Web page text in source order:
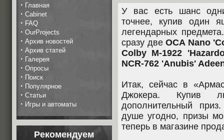
· Главная
· Cabinet
· FAQ
· OurProjects
· Архив новостей
· Архив статей
· Галерея
· Опросы
· Поиск
· Популярное
· Статьи
· Игры и автоматы
Рекомендуем
У вас есть шанс
точнее, купив один
легендарных
сразу двеOCA Nano
Colby M-1922
NCR-762 'Anubis'
Итак, сейчас в
Джокера. Купив
дополнительный
душе угодно, призы
теперь в магазине